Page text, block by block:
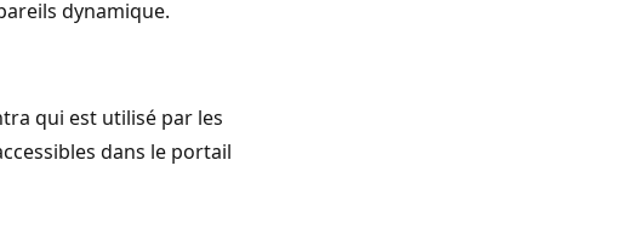
dynamique.
qui est utilisé par les
dans le portail